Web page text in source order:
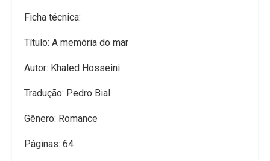
Ficha técnica:
Título: A memória do mar
Autor: Khaled Hosseini
Tradução: Pedro Bial
Gênero: Romance
Páginas: 64